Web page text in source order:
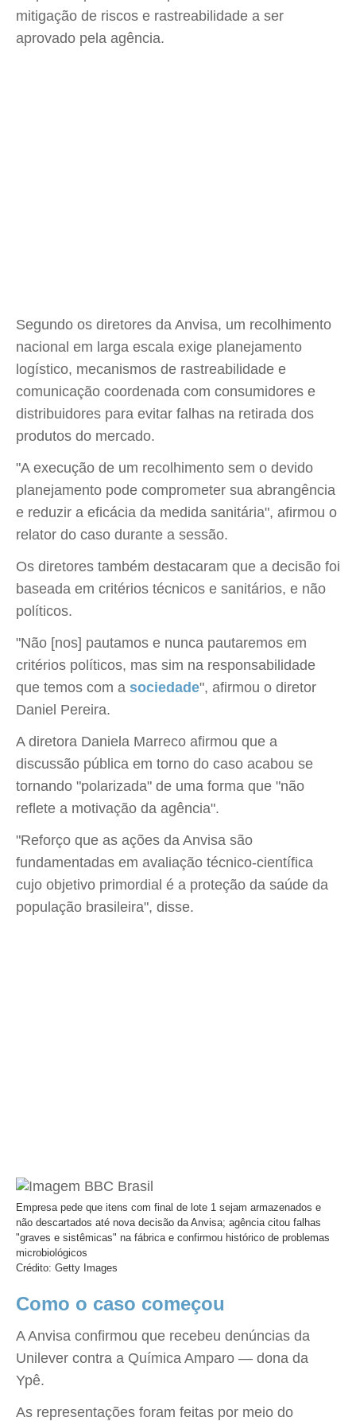
mitigação de riscos e rastreabilidade a ser
aprovado pela agência.
Segundo os diretores da Anvisa, um recolhimento
nacional em larga escala exige planejamento
logístico, mecanismos de rastreabilidade e
comunicação coordenada com consumidores e
distribuidores para evitar falhas na retirada dos
produtos do mercado.
"A execução de um recolhimento sem o devido
planejamento pode comprometer sua abrangência
e reduzir a eficácia da medida sanitária", afirmou o
relator do caso durante a sessão.
Os diretores também destacaram que a decisão foi
baseada em critérios técnicos e sanitários, e não
políticos.
"Não [nos] pautamos e nunca pautaremos em
critérios políticos, mas sim na responsabilidade
que temos com a sociedade", afirmou o diretor
Daniel Pereira.
A diretora Daniela Marreco afirmou que a
discussão pública em torno do caso acabou se
tornando "polarizada" de uma forma que "não
reflete a motivação da agência".
"Reforço que as ações da Anvisa são
fundamentadas em avaliação técnico-científica
cujo objetivo primordial é a proteção da saúde da
população brasileira", disse.
Empresa pede que itens com final de lote 1 sejam armazenados e
não descartados até nova decisão da Anvisa; agência citou falhas
"graves e sistêmicas" na fábrica e confirmou histórico de problemas
microbiológicos
Crédito: Getty Images
Como o caso começou
A Anvisa confirmou que recebeu denúncias da
Unilever contra a Química Amparo — dona da
Ypê.
As representações foram feitas por meio do